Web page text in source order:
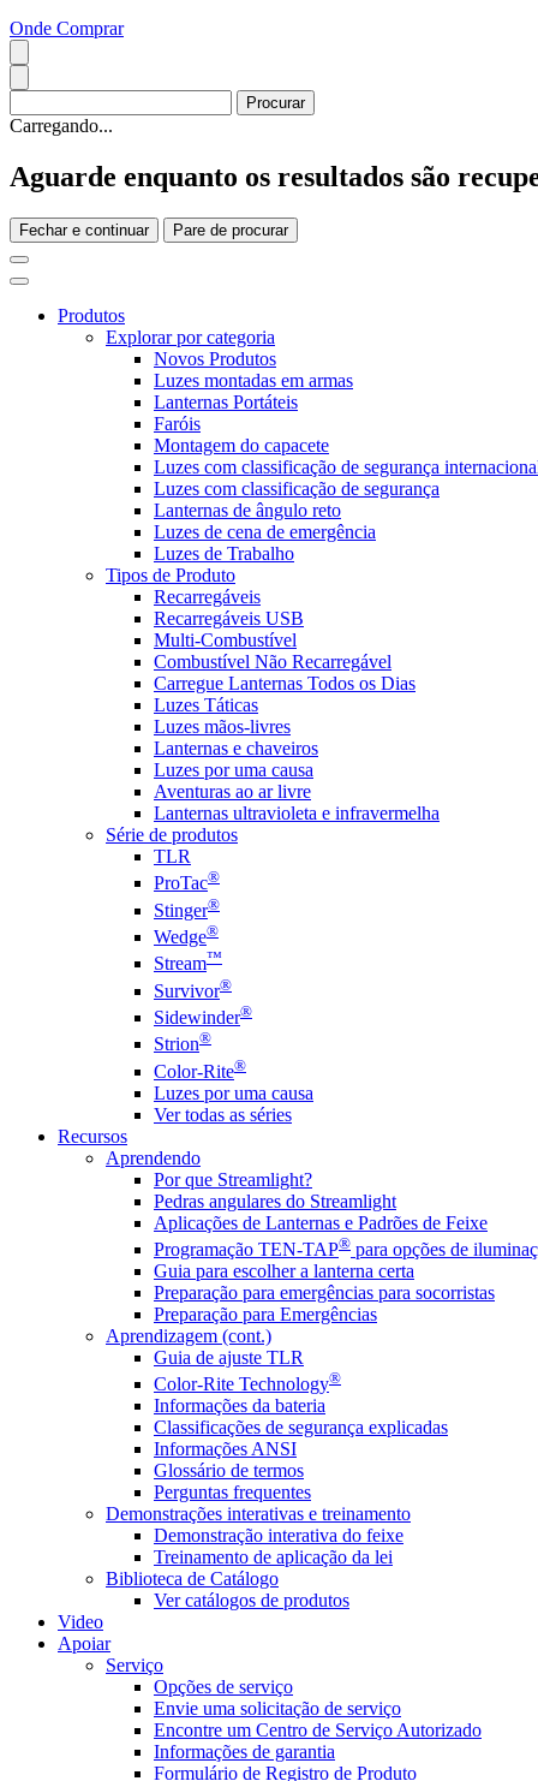
Onde Comprar
Carregando...
Aguarde enquanto os resultados são
Fechar e continuar Pare de procurar
Produtos
Explorar por categoria
Novos Produtos
Luzes montadas em armas
Lanternas Portáteis
Faróis
Montagem do capacete
Luzes com classificação de segurança
Luzes com classificação de segurança
Lanternas de ângulo reto
Luzes de cena de emergência
Luzes de Trabalho
Tipos de Produto
Recarregáveis
Recarregáveis USB
Multi-Combustível
Combustível Não Recarregável
Carregue Lanternas Todos os Dias
Luzes Táticas
Luzes mãos-livres
Lanternas e chaveiros
Luzes por uma causa
Aventuras ao ar livre
Lanternas ultravioleta e infravermelha
Série de produtos
TLR
ProTac®
Stinger®
Wedge®
Stream™
Survivor®
Sidewinder®
Strion®
Color-Rite®
Luzes por uma causa
Ver todas as séries
Recursos
Aprendendo
Por que Streamlight?
Pedras angulares do Streamlight
Aplicações de Lanternas e Padrões de Feixe
Programação TEN-TAP® para opções de
Guia para escolher a lanterna certa
Preparação para emergências para socorristas
Preparação para Emergências
Aprendizagem (cont.)
Guia de ajuste TLR
Color-Rite Technology®
Informações da bateria
Classificações de segurança explicadas
Informações ANSI
Glossário de termos
Perguntas frequentes
Demonstrações interativas e treinamento
Demonstração interativa do feixe
Treinamento de aplicação da lei
Biblioteca de Catálogo
Ver catálogos de produtos
Video
Apoiar
Serviço
Opções de serviço
Envie uma solicitação de serviço
Encontre um Centro de Serviço Autorizado
Informações de garantia
Formulário de Registro de Produto